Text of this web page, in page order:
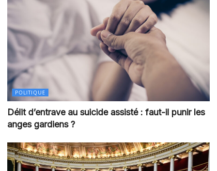
POLITIQUE
Délit d’entrave au suicide assisté : faut-il punir les
anges gardiens ?